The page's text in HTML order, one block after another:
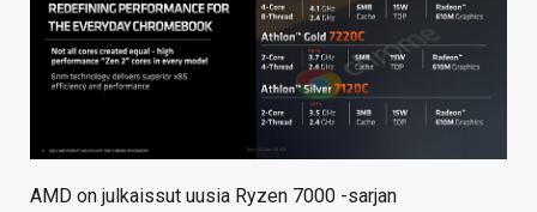
HAKU
AMD on julkaissut uusia Ryzen 7000 -sarjan